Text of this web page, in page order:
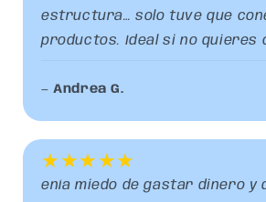
estructura… solo tuve que
productos. Ideal si no quieres
—Andrea G.
★★★★★
enía miedo de gastar dinero y